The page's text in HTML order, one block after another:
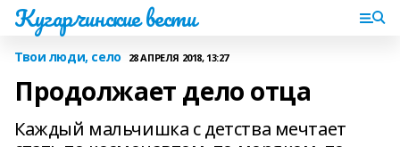
Кугарчинские вести
Твои люди, село 28 АПРЕЛЯ 2018, 13:27
Продолжает дело отца
Каждый мальчишка с детства мечтает